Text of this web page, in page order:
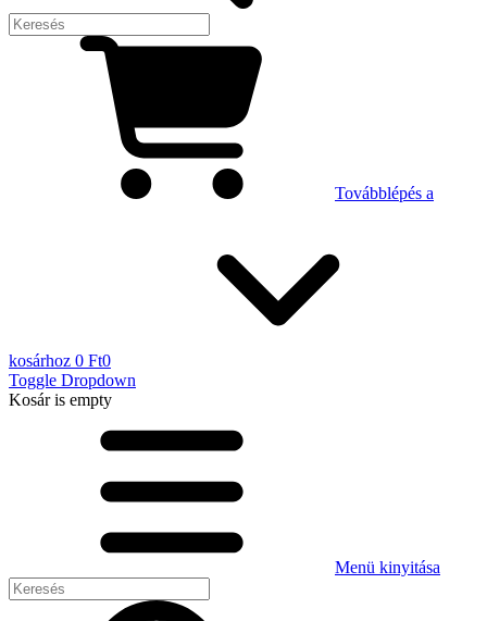
Továbblépés a
kosárhoz 0 Ft0
Toggle Dropdown
Kosáris empty
Menü kinyitása